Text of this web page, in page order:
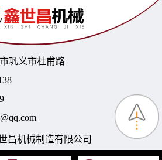
巩义市杜甫路
昌机械制造有限公司